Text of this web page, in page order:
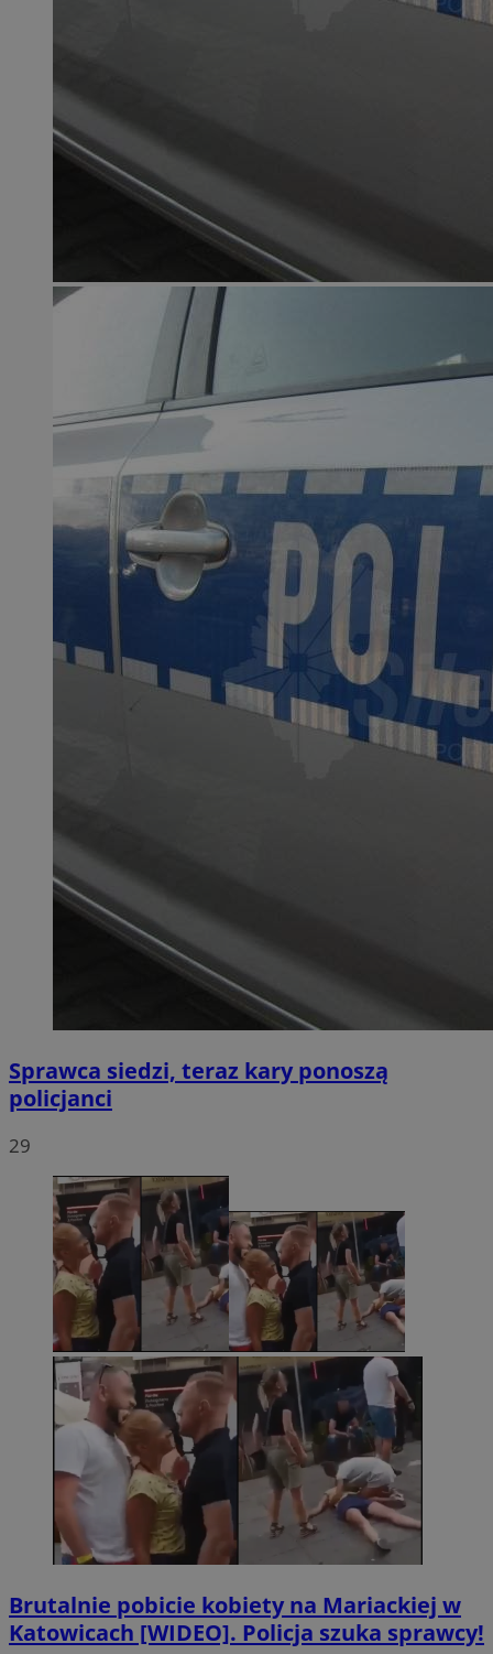
Sprawca siedzi, teraz kary ponoszą
policjanci
29
Brutalnie pobicie kobiety na Mariackiej w
Katowicach [WIDEO]. Policja szuka sprawcy!